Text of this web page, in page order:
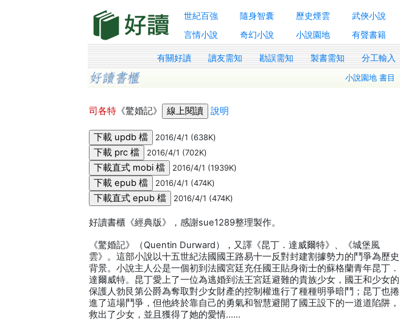
世紀百強 隨身智囊 歷史煙雲 武俠小說
言情小說
奇幻小說 小說園地 有聲書籍
有關好讀 讀友需知 勘誤需知 製書需知 分工輸入
小說園地 書目
司各特 《驚婚記》 說明
2016/4/1 (638K)
2016/4/1 (702K)
2016/4/1 (1939K)
2016/4/1 (474K)
2016/4/1 (474K)
好讀書櫃《經典版》，感謝sue1289整理製作。
《驚婚記》（Quentin Durward），又譯《昆丁．達威爾特》、《城堡風
雲》。這部小說以十五世紀法國國王路易十一反對封建割據勢力的鬥爭為歷史
背景。小說主人公是一個初到法國宮廷充任國王貼身衛士的蘇格蘭青年昆丁．
達爾威特。昆丁愛上了一位為逃婚到法王宮廷避難的貴族少女，國王和少女的
保護人勃艮第公爵為奪取對少女財產的控制權進行了種種明爭暗鬥；昆丁也捲
進了這場鬥爭，但他終於靠自己的勇氣和智慧避開了國王設下的一道道陷阱，
救出了少女，並且獲得了她的愛情……